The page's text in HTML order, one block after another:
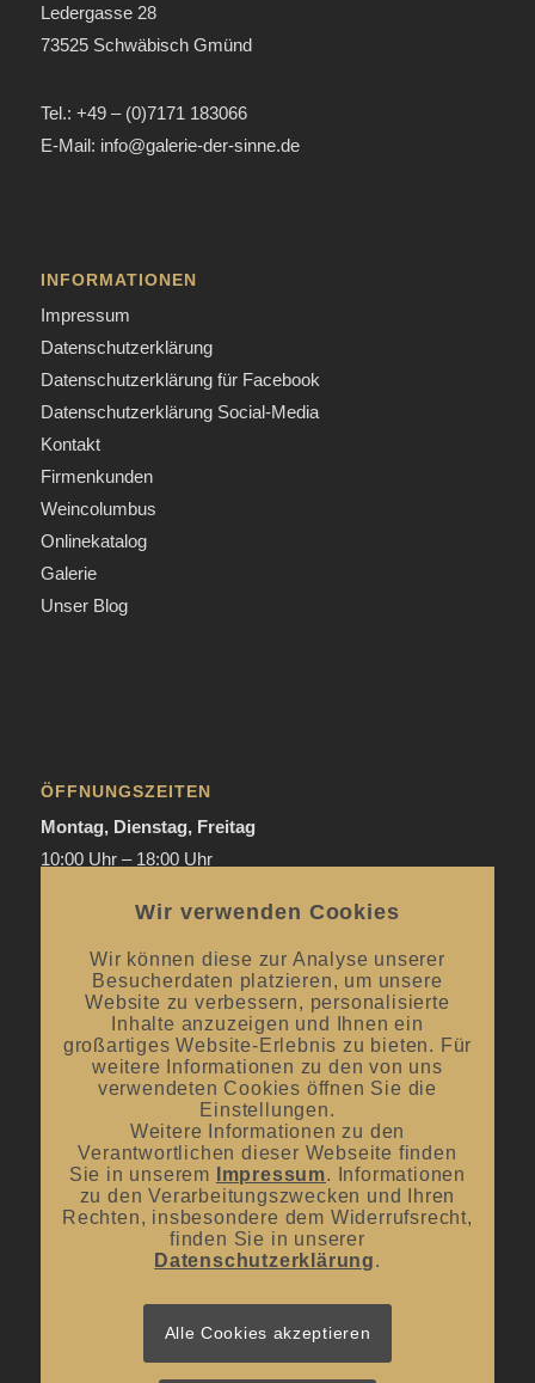
Ledergasse 28
73525 Schwäbisch Gmünd
Tel.: +49 – (0)7171 183066
E-Mail: info@galerie-der-sinne.de
INFORMATIONEN
Impressum
Datenschutzerklärung
Datenschutzerklärung für Facebook
Datenschutzerklärung Social-Media
Kontakt
Firmenkunden
Weincolumbus
Onlinekatalog
Galerie
Unser Blog
ÖFFNUNGSZEITEN
Montag, Dienstag, Freitag
10:00 Uhr – 18:00 Uhr
Mai bis September:12:00 Uhr – 20:00 Uhr / ab 18.00 Uhr
offene Verkostungen
Oktober bis April:12.00 Uhr – 18.00 Uhr
Mittwoch und Samstag
von 10:00 Uhr – 14:00 Uhr
UNSER BLOG
#donnerstagsprickelts – Lust auf eine Geschmacksexplosion?
Wir verwenden Cookies
Wir können diese zur Analyse unserer
Besucherdaten platzieren, um unsere
Website zu verbessern, personalisierte
Inhalte anzuzeigen und Ihnen ein
großartiges Website-Erlebnis zu bieten. Für
weitere Informationen zu den von uns
verwendeten Cookies öffnen Sie die
Einstellungen.
Weitere Informationen zu den
Verantwortlichen dieser Webseite finden
Sie in unserem
Impressum. Informationen
zu den Verarbeitungszwecken und Ihren
Rechten, insbesondere dem Widerrufsrecht,
finden Sie in unserer
Datenschutzerklärung.
Alle Cookies akzeptieren